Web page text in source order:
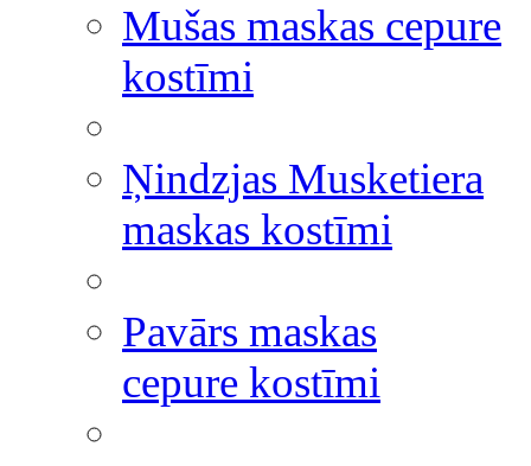
Mušas maskas cepure
kostīmi
Ņindzjas Musketiera
maskas kostīmi
Pavārs maskas
cepure kostīmi